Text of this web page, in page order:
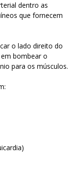
dentro as
que fornecem
o lado direito do
bombear o
para os músculos.